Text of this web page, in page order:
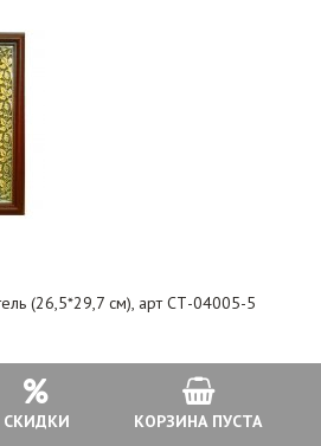
СКИДКИ КОРЗИНА ПУСТА
(26,5*29,7 см), арт СТ-04005-5
5 500 руб.